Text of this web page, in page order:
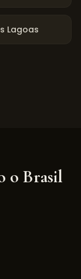
Lagoas
o Brasil